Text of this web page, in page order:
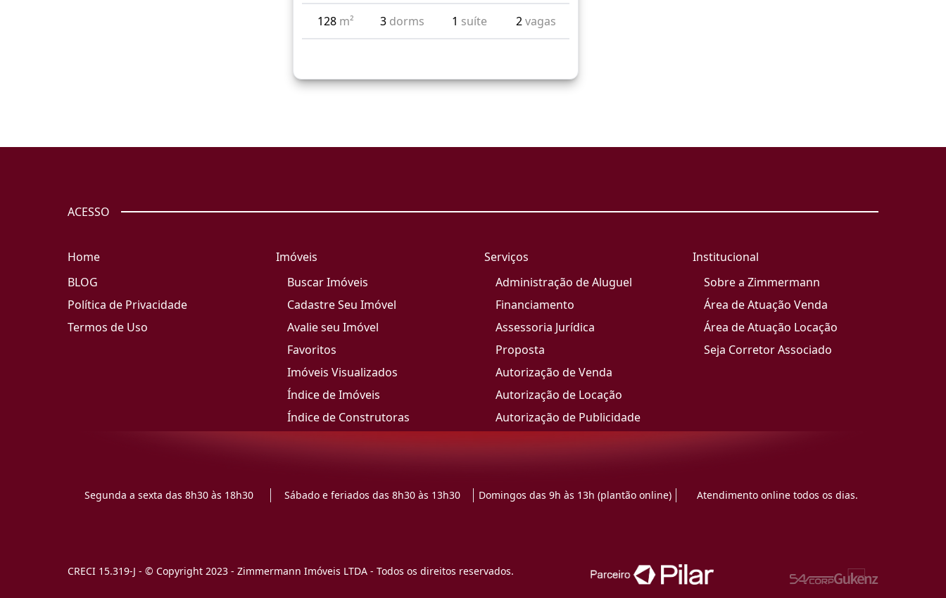
128 m² 3 dorms 1 suíte 2vagas
ACESSO
Home
BLOG
Política de Privacidade
Termos de Uso
Imóveis
Buscar Imóveis
Cadastre Seu Imóvel
Avalie seu Imóvel
Favoritos
Imóveis Visualizados
Índice de Imóveis
Índice de Construtoras
Serviços
Administração de Aluguel
Financiamento
Assessoria Jurídica
Proposta
Autorização de Venda
Autorização de Locação
Autorização de Publicidade
Institucional
Sobre a Zimmermann
Área de Atuação Venda
Área de Atuação Locação
Seja Corretor Associado
Segunda a sexta das 8h30 às 18h30 Sábado e feriados das 8h30 às 13h30 Domingos das 9h às 13h (plantão online) Atendimento online todos os dias.
CRECI 15.319-J - © Copyright 2023 - Zimmermann Imóveis LTDA - Todos os direitos reservados.